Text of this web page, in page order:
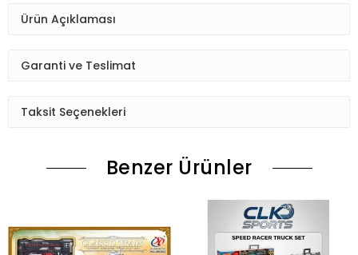
Ürün Açıklaması
Garanti ve Teslimat
Taksit Seçenekleri
Benzer Ürünler